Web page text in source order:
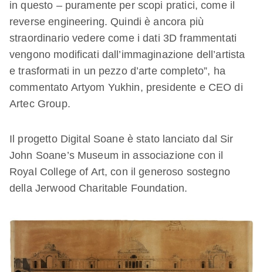
in questo – puramente per scopi pratici, come il
reverse engineering. Quindi è ancora più
straordinario vedere come i dati 3D frammentati
vengono modificati dall’immaginazione dell’artista
e trasformati in un pezzo d’arte completo”, ha
commentato Artyom Yukhin, presidente e CEO di
Artec Group.
Il progetto Digital Soane è stato lanciato dal Sir
John Soane’s Museum in associazione con il
Royal College of Art, con il generoso sostegno
della Jerwood Charitable Foundation.